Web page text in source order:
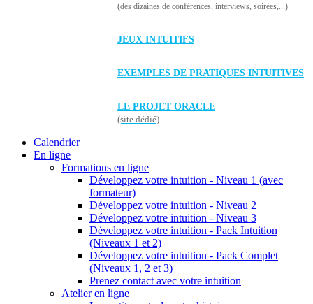
(des dizaines de conférences, interviews, soirées,...)
JEUX INTUITIFS
EXEMPLES DE PRATIQUES INTUITIVES
LE PROJET ORACLE
(site dédié)
Calendrier
En ligne
Formations en ligne
Développez votre intuition - Niveau 1 (avec
formateur)
Développez votre intuition - Niveau 2
Développez votre intuition - Niveau 3
Développez votre intuition - Pack Intuition
(Niveaux 1 et 2)
Développez votre intuition - Pack Complet
(Niveaux 1, 2 et 3)
Prenez contact avec votre intuition
Atelier en ligne